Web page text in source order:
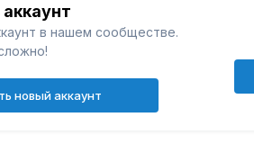
в нашем сообществе.
новый аккаунт